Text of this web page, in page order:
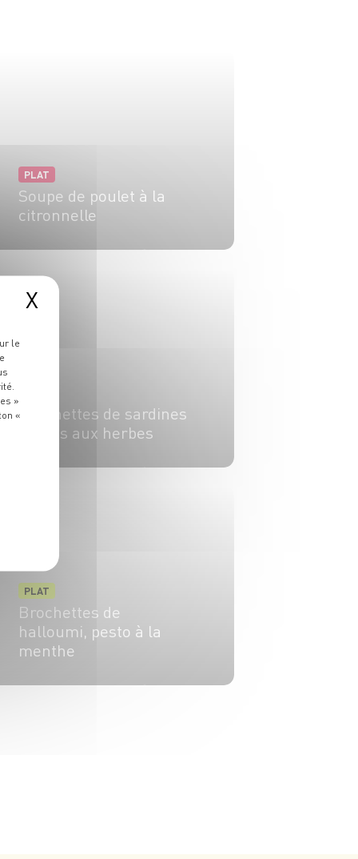
PLAT
Soupe de poulet à la
citronnelle
Brochettes de sardines
farcies aux herbes
PLAT
Brochettes de
halloumi, pesto à la
menthe
X
le
»
«